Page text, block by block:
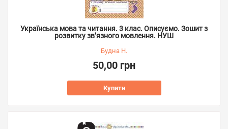
Українська мова та читання. 3 клас. Описуємо. Зошит з
розвитку зв’язного мовлення. НУШ
Будна Н.
50,00 грн
Купити